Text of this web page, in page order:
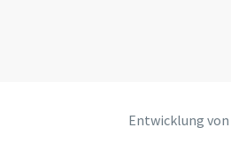
Entwicklung von